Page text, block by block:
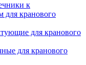
к
для кранового
для кранового
для кранового